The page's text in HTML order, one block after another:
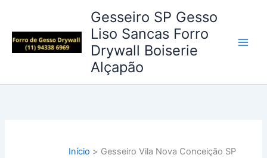
conteúdo
Gesseiro SP Gesso
Liso Sancas Forro
Drywall Boiserie
Alçapão
Início Gesseiro Vila Nova Conceição SP